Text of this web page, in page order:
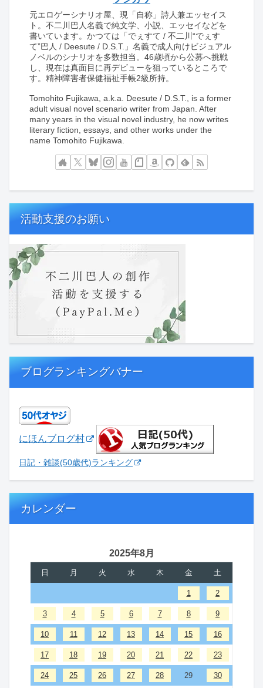
元エロゲーシナリオ屋、現「自称」詩人兼エッセイス
ト。不二川巴人名義で純文学、小説、エッセイなどを
書いています。かつては「でぇすて / 不二川“でぇす
て”巴人 / Deesute / D.S.T.」名義で成人向けビジュアル
ノベルのシナリオを多数担当。46歳頃から公募へ挑戦
し、現在は真面目に再デビューを狙っているところで
す。精神障害者保健福祉手帳2級所持。
Tomohito Fujikawa, a.k.a. Deesute / D.S.T., is a former
adult visual novel scenario writer from Japan. After
many years in the visual novel industry, he now writes
literary fiction, essays, and other works under the
name Tomohito Fujikawa.
活動支援のお願い
ブログランキングバナー
にほんブログ村
日記・雑談(50歳代)ランキング
カレンダー
2025年8月
日 月 火 水 木 金 土
1 2
3 4 5 6 7 8 9
10 11 12 13 14 15 16
17 18 19 20 21 22 23
24 25 26 27 28 29 30